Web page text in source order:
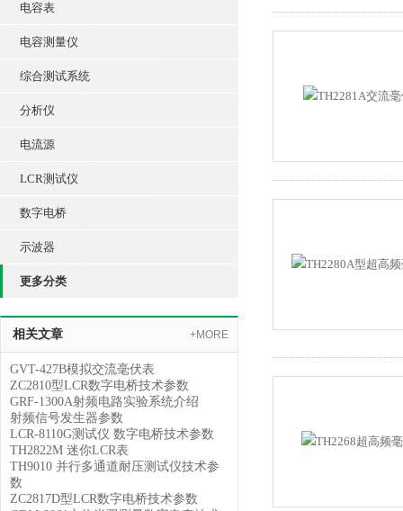
电容表
电容测量仪
综合测试系统
分析仪
电流源
LCR测试仪
数字电桥
示波器
更多分类
相关文章 +MORE
GVT-427B模拟交流毫伏表
ZC2810型LCR数字电桥技术参数
GRF-1300A射频电路实验系统介绍
射频信号发生器参数
LCR-8110G测试仪 数字电桥技术参数
TH2822M 迷你LCR表
TH9010 并行多通道耐压测试仪技术参
数
ZC2817D型LCR数字电桥技术参数